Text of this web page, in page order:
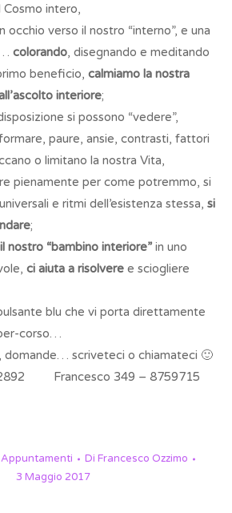
intero,
occhio verso il nostro “interno”, e una
colorando, disegnando e meditando
beneficio, calmiamo la nostra
interiore;
si possono “vedere”,
paure, ansie, contrasti, fattori
o limitano la nostra Vita,
pienamente per come potremmo, si
e ritmi dell’esistenza stessa, si
;
nostro “bambino interiore” in uno
ci aiuta a risolvere e sciogliere
blu che vi porta direttamente
corso…
domande… scriveteci o chiamateci 🙂
Francesco 349 – 8759715
Di Francesco Ozzimo
3 Maggio 2017